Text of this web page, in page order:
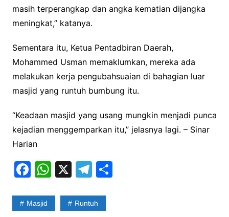
masih terperangkap dan angka kematian dijangka
meningkat,” katanya.
Sementara itu, Ketua Pentadbiran Daerah,
Mohammed Usman memaklumkan, mereka ada
melakukan kerja pengubahsuaian di bahagian luar
masjid yang runtuh bumbung itu.
“Keadaan masjid yang usang mungkin menjadi punca
kejadian menggemparkan itu,” jelasnya lagi. – Sinar
Harian
F
c
W
at
X T
e
S
Masjid Runtuh